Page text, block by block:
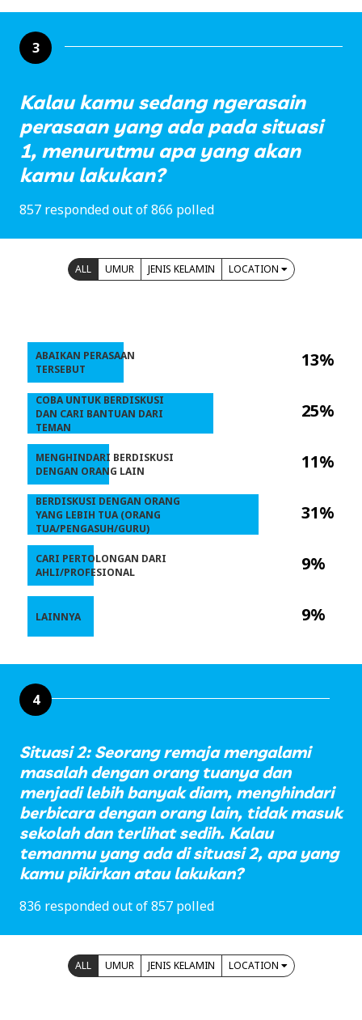
3
Kalau kamu sedang ngerasain
perasaan yang ada pada situasi
1, menurutmu apa yang akan
kamu lakukan?
857 responded out of 866 polled
ALL UMUR JENIS KELAMIN LOCATION
13%
25%
11%
31%
9%
9%
ABAIKAN PERASAAN
TERSEBUT
COBA UNTUK BERDISKUSI
DAN CARI BANTUAN DARI
TEMAN
MENGHINDARI BERDISKUSI
DENGAN ORANG LAIN
BERDISKUSI DENGAN ORANG
YANG LEBIH TUA (ORANG
TUA/PENGASUH/GURU)
CARI PERTOLONGAN DARI
AHLI/PROFESIONAL
LAINNYA
4
Situasi 2: Seorang remaja mengalami
masalah dengan orang tuanya dan
menjadi lebih banyak diam, menghindari
berbicara dengan orang lain, tidak masuk
sekolah dan terlihat sedih. Kalau
temanmu yang ada di situasi 2, apa yang
kamu pikirkan atau lakukan?
836 responded out of 857 polled
ALL UMUR JENIS KELAMIN LOCATION